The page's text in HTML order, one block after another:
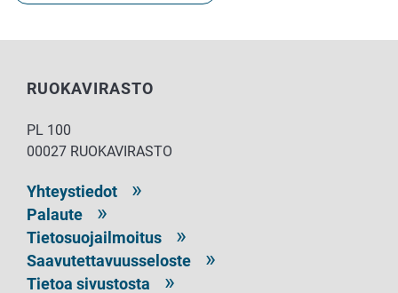
RUOKAVIRASTO
PL 100
00027 RUOKAVIRASTO
Yhteystiedot
Palaute
Tietosuojailmoitus
Saavutettavuusseloste
Tietoa sivustosta